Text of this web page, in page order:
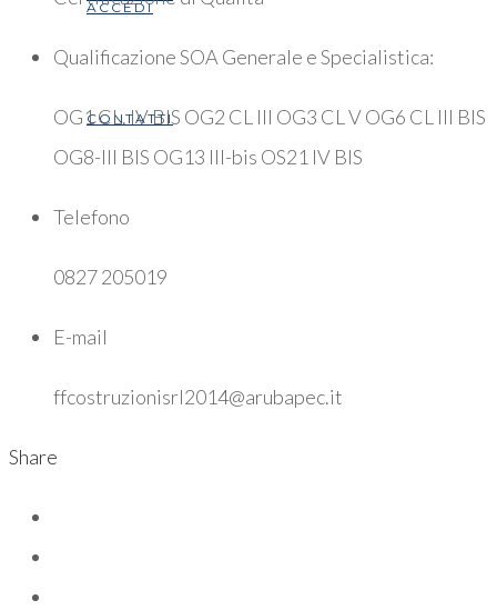
ACCEDI
CONTATTI
Qualificazione SOA Generale e Specialistica:
OG1 CL. IV BIS OG2 CL III OG3 CL V OG6 CL III BIS
OG8-III BIS OG13 III-bis OS21 IV BIS
Telefono
0827 205019
E-mail
ffcostruzionisrl2014@arubapec.it
Share